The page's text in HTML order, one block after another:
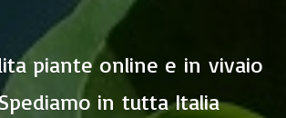
piante online e in vivaio
in tutta Italia